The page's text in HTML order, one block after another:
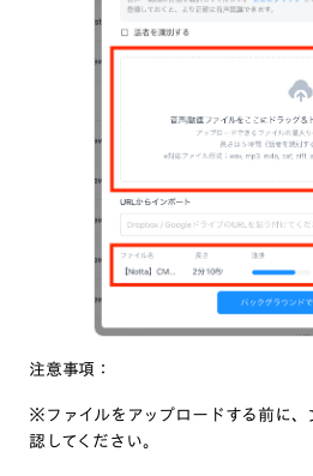
注意事項：
※ファイルをアップロードする前に、
認してください。